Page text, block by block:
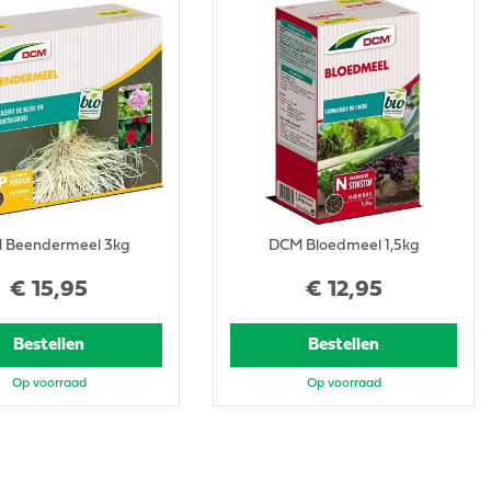
€ 15,95
Beendermeel 3kg
Bestellen
Op voorraad
€ 12,95
DCM Bloedmeel 1,5kg
Bestellen
Op voorraad